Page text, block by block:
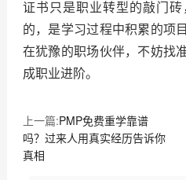
证书只是职业转型的敲门
的，是学习过程中积累的项
在犹豫的职场伙伴，不妨找
成职业进阶。
上一篇:PMP免费重学靠谱
吗？过来人用真实经历告诉你
真相